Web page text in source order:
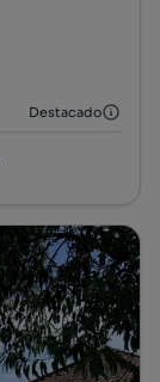
Destacado